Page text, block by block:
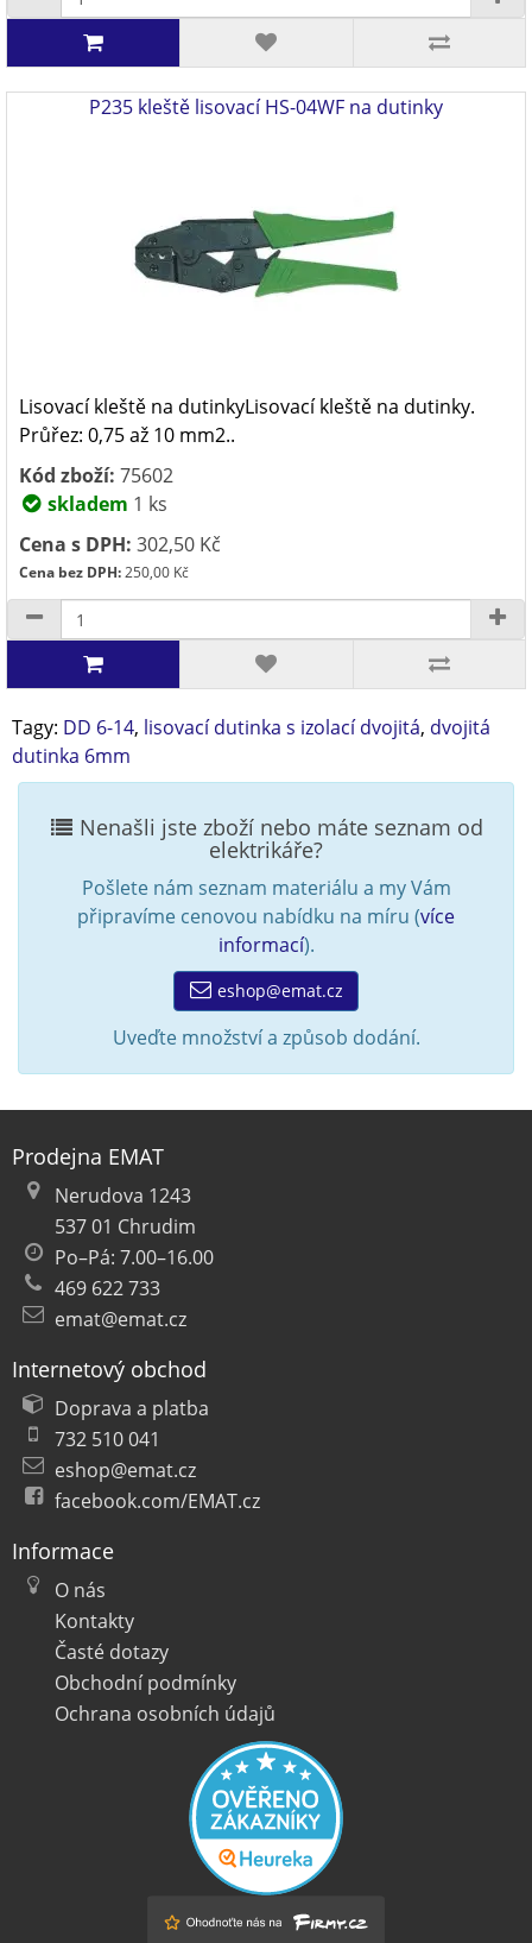
P235 kleště lisovací HS-04WF na dutinky
Lisovací kleště na dutinkyLisovací kleště na dutinky.
Průřez: 0,75 až 10 mm2..
Kód zboží: 75602
skladem 1 ks
Cena s DPH: 302,50 Kč
Cena bez DPH:250,00 Kč
Tagy: DD 6-14, lisovací dutinka s izolací dvojitá, dvojitá
dutinka 6mm
Nenašli jste zboží nebo máte seznam od
elektrikáře?
Pošlete nám seznam materiálu a my Vám
připravíme cenovou nabídku na míru (více
informací).
eshop@emat.cz
Uveďte množství a způsob dodání.
Prodejna EMAT
Nerudova 1243
537 01 Chrudim
Po–Pá: 7.00–16.00
469 622 733
emat@emat.cz
Internetový obchod
Doprava a platba
732 510 041
eshop@emat.cz
facebook.com/EMAT.cz
Informace
O nás
Kontakty
Časté dotazy
Obchodní podmínky
Ochrana osobních údajů